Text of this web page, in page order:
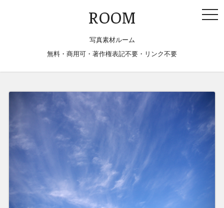
ROOM
写真素材ルーム
無料・商用可・著作権表記不要・リンク不要